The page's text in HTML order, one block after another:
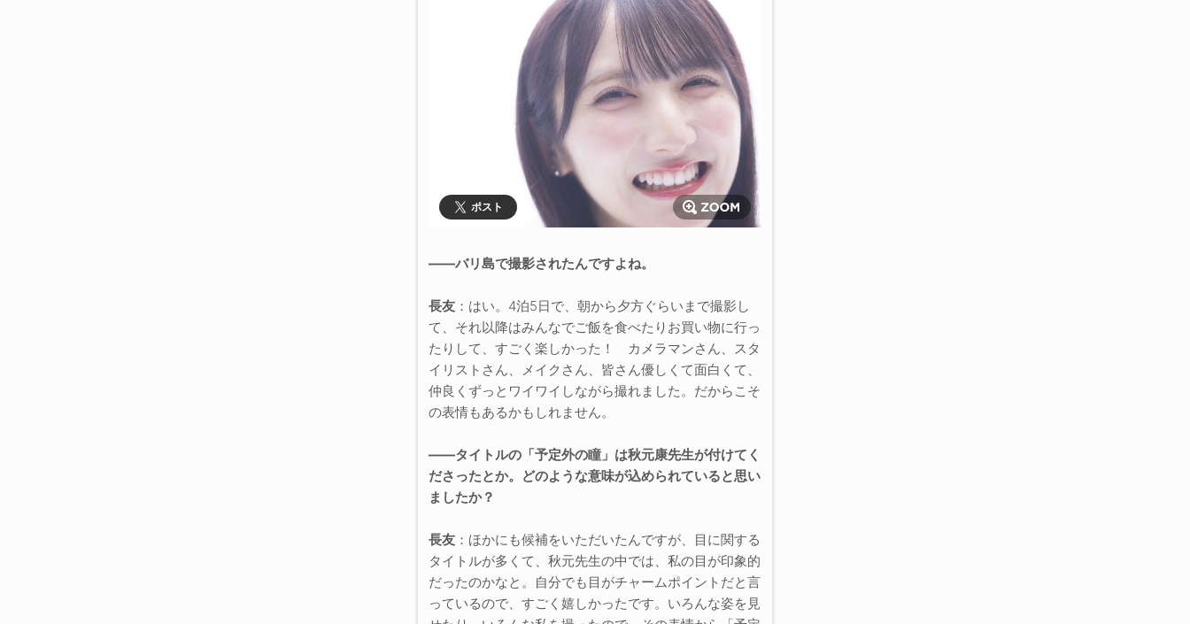
ポスト
――バリ島で撮影されたんですよね。
長友 ：はい。4泊5日で、朝から夕方ぐらいまで撮影し
て、それ以降はみんなでご飯を食べたりお買い物に行っ
たりして、すごく楽しかった！ カメラマンさん、スタ
イリストさん、メイクさん、皆さん優しくて面白くて、
仲良くずっとワイワイしながら撮れました。だからこそ
の表情もあるかもしれません。
――タイトルの「予定外の瞳」は秋元康先生が付けてく
ださったとか。どのような意味が込められていると思い
ましたか？
長友 ：ほかにも候補をいただいたんですが、目に関する
タイトルが多くて、秋元先生の中では、私の目が印象的
だったのかなと。自分でも目がチャームポイントだと言
っているので、すごく嬉しかったです。いろんな姿を見